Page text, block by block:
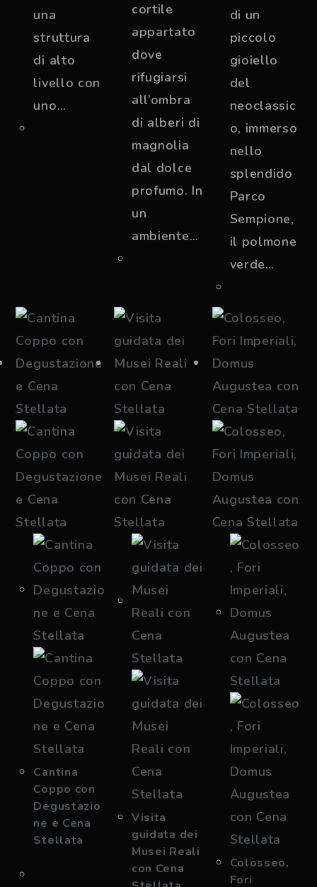
una
struttura
di alto
livello con
uno…
cortile
appartato
dove
rifugiarsi
all’ombra
di alberi di
magnolia
dal dolce
profumo. In
un
ambiente…
di un
piccolo
gioiello
del
neoclassic
o, immerso
nello
splendido
Parco
Sempione,
il polmone
verde…
Cantina
Coppo con
Degustazio
ne e Cena
Stellata
Visita
guidata dei
Musei Reali
con Cena
Colosseo,
Fori